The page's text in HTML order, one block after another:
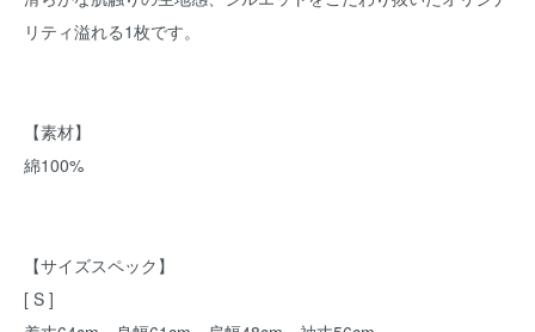
リティ溢れる1枚です。
【素材】
綿100%
【サイズスペック】
[ S ]